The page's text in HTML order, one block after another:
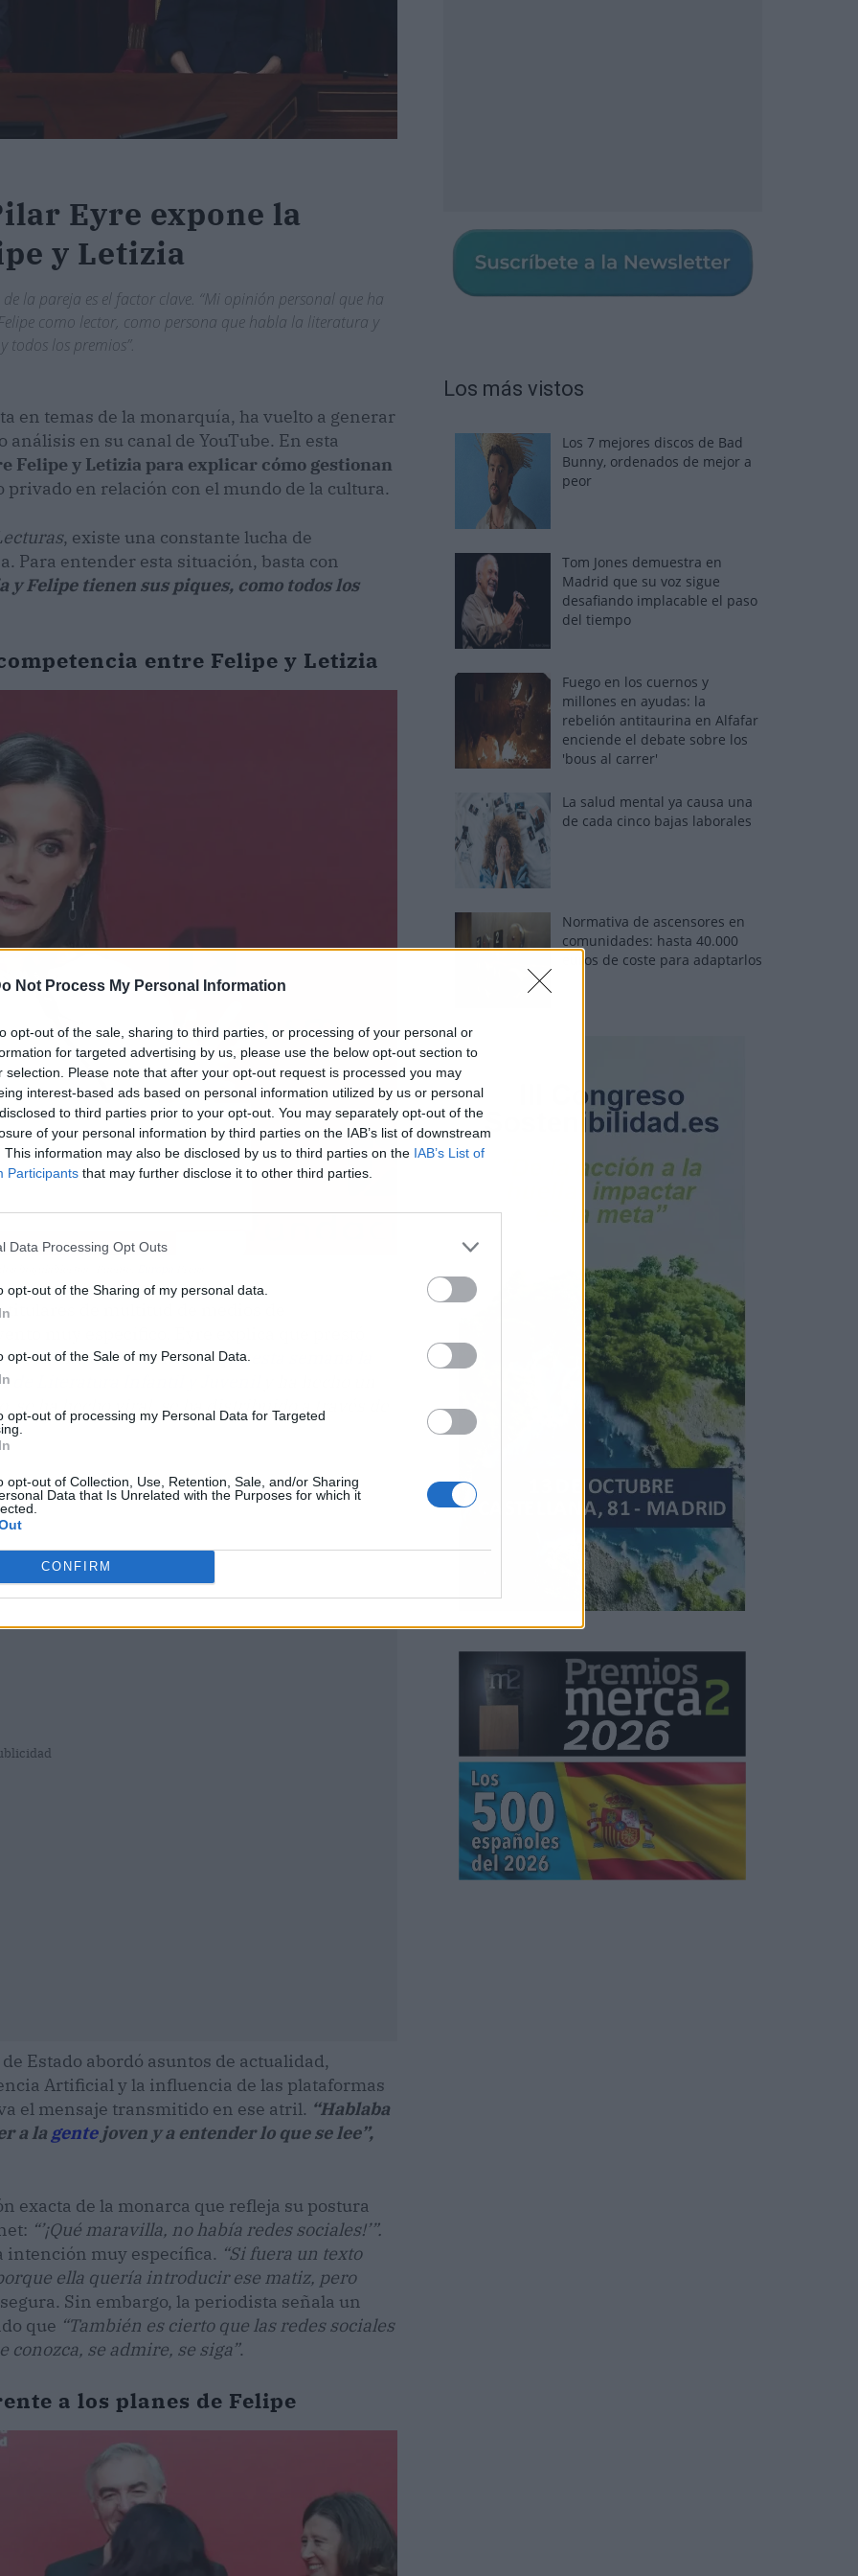
Not Process My Personal Information
opt-out of the sale, sharing to third parties, or processing of your personal or
for targeted advertising by us, please use the below opt-out section to
selection. Please note that after your opt-out request is processed you may
interest-based ads based on personal information utilized by us or personal
to third parties prior to your opt-out. You may separately opt-out of the
of your personal information by third parties on the IAB’s list of downstream
This information may also be disclosed by us to third parties on the IAB’s List of
Participants that may further disclose it to other third parties.
Data Processing Opt Outs
opt-out of the Sharing of my personal data.
opt-out of the Sale of my Personal Data.
opt-out of processing my Personal Data for Targeted
opt-out of Collection, Use, Retention, Sale, and/or Sharing
Data that Is Unrelated with the Purposes for which it
CONFIRM
Eyre expone la
y Letizia
la pareja es el factor clave. “Mi opinión personal que ha
como lector, como persona que habla la literatura y
todos los premios”.
en temas de la monarquía, ha vuelto a generar
en su canal de YouTube. En esta
Felipe y Letizia para explicar cómo gestionan
privado en relación con el mundo de la cultura.
, existe una constante lucha de
Para entender esta situación, basta con
y Felipe tienen sus piques, como todos los
entre Felipe y Letizia
boquiabiertos | Fuente:
de multitud de medios de
muy específico. Eyre explica que prestó
“Yo me he dado cuenta de que esta semana la
de Literatura Infantil y Juvenil
se ha hecho viral, se ha distribuido a través de
Estado abordó asuntos de actualidad,
Artificial y la influencia de las plataformas
el mensaje transmitido en ese atril. “Hablaba
a la gentejoven y a entender lo que se lee”,
exacta de la monarca que refleja su postura
“’¡Qué maravilla, no había redes sociales!’”.
intención muy específica. “Si fuera un texto
ella quería introducir ese matiz, pero
Sin embargo, la periodista señala un
que “También es cierto que las redes sociales
se admire, se siga”.
a los planes de Felipe
Los más vistos
Los 7 mejores discos de Bad
Bunny, ordenados de mejor a
peor
Tom Jones demuestra en
Madrid que su voz sigue
desafiando implacable el paso
del tiempo
Fuego en los cuernos y
millones en ayudas: la
rebelión antitaurina en Alfafar
enciende el debate sobre los
'bous al carrer'
La salud mental ya causa una
de cada cinco bajas laborales
Normativa de ascensores en
comunidades: hasta 40.000
euros de coste para adaptarlos